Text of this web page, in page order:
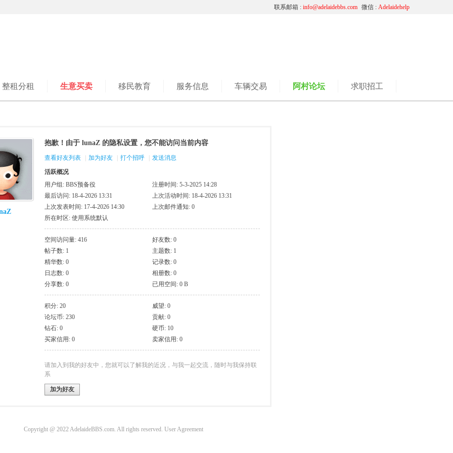
微信 : Adelaidehelp
联系邮箱 : info@adelaidebbs.com
整租分租 生意买卖 移民教育 服务信息 车辆交易 阿村论坛 求职招工
抱歉！由于 lunaZ 的隐私设置，您不能访问当前内容
查看好友列表 加为好友 打个招呼
发送消息
活跃概况
用户组: BBS预备役
注册时间: 5-3-2025 14:28
最后访问: 18-4-2026 13:31
上次活动时间: 18-4-2026 13:31
上次发表时间: 17-4-2026 14:30
上次邮件通知: 0
所在时区: 使用系统默认
空间访问量: 416
好友数: 0
帖子数: 1
主题数: 1
精华数: 0
记录数: 0
日志数: 0
相册数: 0
分享数: 0
已用空间: 0 B
积分: 20
威望: 0
论坛币: 230
贡献: 0
钻石: 0
硬币: 10
买家信用: 0
卖家信用: 0
请加入到我的好友中，您就可以了解我的近况，与我一起交流，随时与我保持联
系
加为好友
Copyright @ 2022 AdelaideBBS.com. All rights reserved. User Agreement